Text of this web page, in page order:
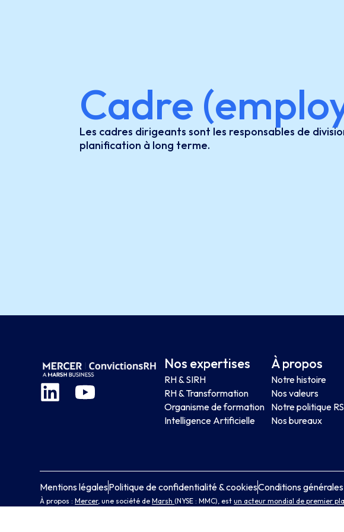
Cadre
Les cadres dirigeants sont les responsables de
planification à long terme.
Nos expertises
RH & SIRH
RH & Transformation
Organisme de formation
Intelligence Artificielle
À propos
Notre histoire
Nos valeurs
Notre politique
Nos bureaux
Mentions légalesPolitique de confidentialité & cookiesConditions
À propos :Mercer, une société deMarsh(NYSE : MMC), estun acteur mondial de premier